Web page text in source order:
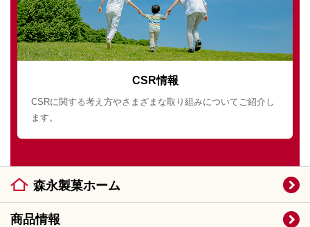
CSR情報
CSRに関する考え方やさまざまな取り組みについてご紹介し
ます。
森永製菓ホーム
商品情報